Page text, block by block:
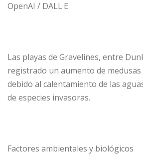
OpenAI / DALL·E
Las playas de Gravelines, entre
registrado un aumento de
debido al calentamiento de las
de especies invasoras.
Factores ambientales y biológicos